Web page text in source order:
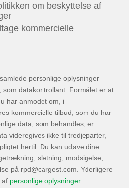
om beskyttelse af
kommercielle
personlige oplysninger
som datakontrollant. Formålet er at
har anmodet om, i
kommercielle tilbud, som du har
data, som behandles, er
videregives ikke til tredjeparter,
hertil. Du kan udøve dine
sletning, modsigelse,
på
. Yderligere
af personlige oplysninger.